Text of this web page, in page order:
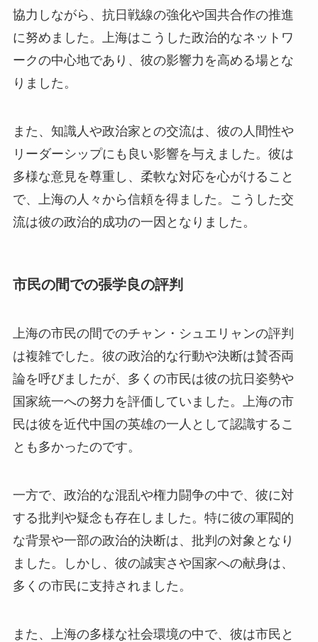
協力しながら、抗日戦線の強化や国共合作の推進
に努めました。上海はこうした政治的なネットワ
ークの中心地であり、彼の影響力を高める場とな
りました。
また、知識人や政治家との交流は、彼の人間性や
リーダーシップにも良い影響を与えました。彼は
多様な意見を尊重し、柔軟な対応を心がけること
で、上海の人々から信頼を得ました。こうした交
流は彼の政治的成功の一因となりました。
市民の間での張学良の評判
上海の市民の間でのチャン・シュエリャンの評判
は複雑でした。彼の政治的な行動や決断は賛否両
論を呼びましたが、多くの市民は彼の抗日姿勢や
国家統一への努力を評価していました。上海の市
民は彼を近代中国の英雄の一人として認識するこ
とも多かったのです。
一方で、政治的な混乱や権力闘争の中で、彼に対
する批判や疑念も存在しました。特に彼の軍閥的
な背景や一部の政治的決断は、批判の対象となり
ました。しかし、彼の誠実さや国家への献身は、
多くの市民に支持されました。
また、上海の多様な社会環境の中で、彼は市民と